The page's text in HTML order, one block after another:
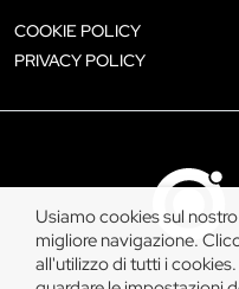
COOKIE POLICY
PRIVACY POLICY
Usiamo cookies sul
migliore navigazione.
all'utilizzo di tutti i